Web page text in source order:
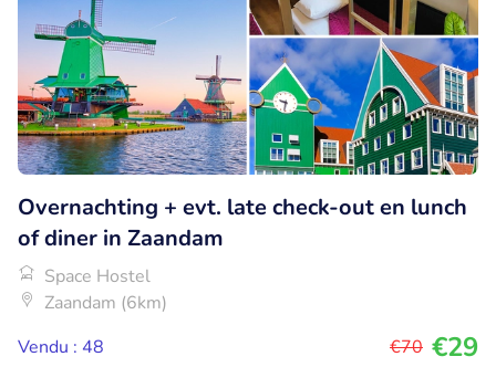
Overnachting + evt. late check-out en lunch
of diner in Zaandam
Space Hostel
Zaandam (6km)
Vendu : 48
€70 €29